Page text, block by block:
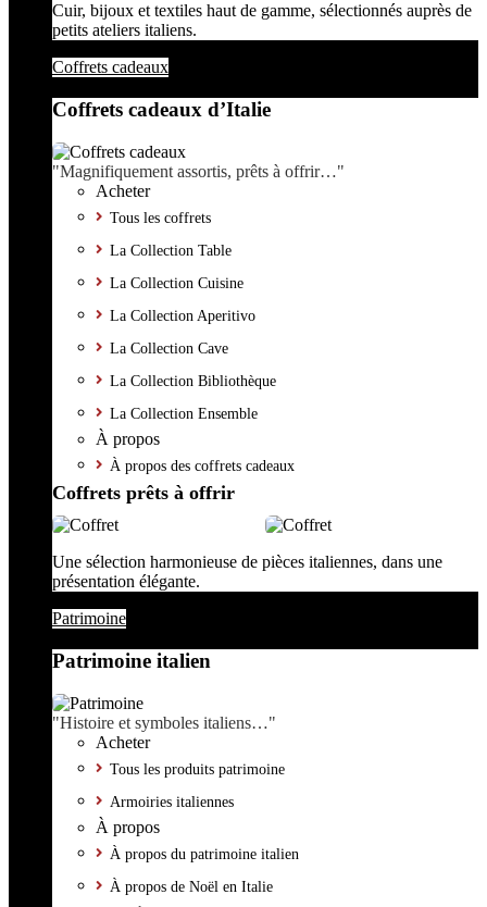
Cuir, bijoux et textiles haut de gamme, sélectionnés auprès de
petits ateliers italiens.
Coffrets cadeaux
Coffrets cadeaux d’Italie
"Magnifiquement assortis, prêts à offrir…"
Acheter
Tous les coffrets
La Collection Table
La Collection Cuisine
La Collection Aperitivo
La Collection Cave
La Collection Bibliothèque
La Collection Ensemble
À propos
À propos des coffrets cadeaux
Coffrets prêts à offrir
Une sélection harmonieuse de pièces italiennes, dans une
présentation élégante.
Patrimoine
Patrimoine italien
"Histoire et symboles italiens…"
Acheter
Tous les produits patrimoine
Armoiries italiennes
À propos
À propos du patrimoine italien
À propos de Noël en Italie